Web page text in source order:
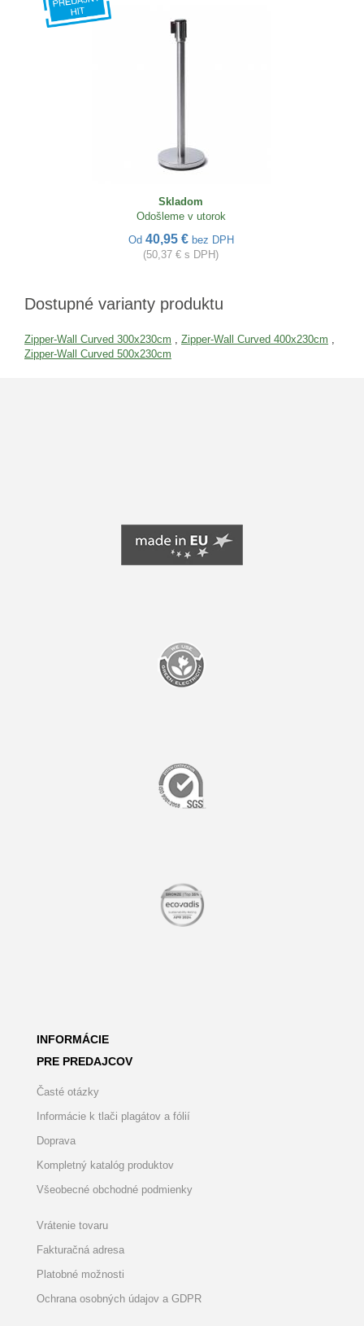
Skladom
Odošleme v utorok
Od 40,95 € bez DPH
(50,37 € s DPH)
Dostupné varianty produktu
Zipper-Wall Curved 300x230cm Zipper-Wall Curved 400x230cm
Zipper-Wall Curved 500x230cm
INFORMÁCIE
PRE PREDAJCOV
Časté otázky
Informácie k tlači plagátov a fólií
Doprava
Kompletný katalóg produktov
Všeobecné obchodné podmienky
Vrátenie tovaru
Fakturačná adresa
Platobné možnosti
Ochrana osobných údajov a GDPR